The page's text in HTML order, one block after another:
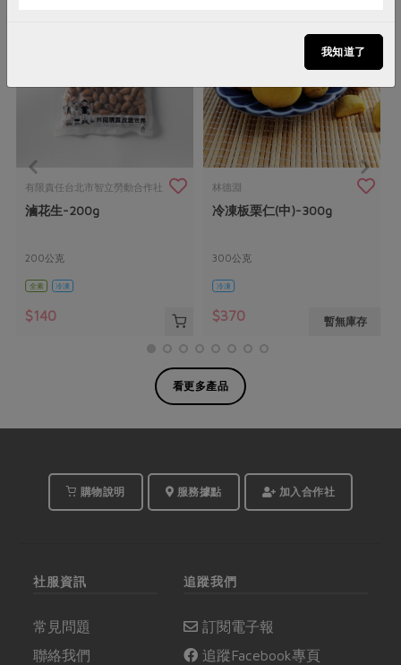
有限責任台北市智立勞動合作社
滷花生-200g
200公克
全素 冷凍
$140
林德淵
冷凍板栗仁(中)-300g
300公克
冷凍
$370 暫無庫存
看更多產品
購物說明 服務據點 加入合作社
社服資訊
常見問題
聯絡我們
追蹤我們
訂閱電子報
追蹤Facebook專頁
我知道了